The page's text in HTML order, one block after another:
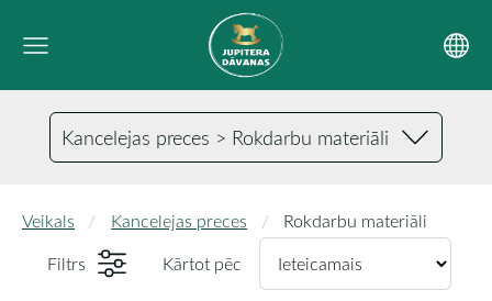
Kancelejas preces > Rokdarbu materiāli
Veikals Kancelejas preces
Rokdarbu materiāli
Filtrs
Kārtot pēc